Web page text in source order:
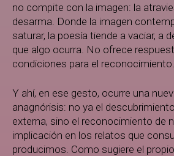
no compite con la imagen: la
desarma. Donde la imagen
saturar, la poesía tiende a vaciar, a
que algo ocurra. No ofrece
condiciones para el reconocimiento.
Y ahí, en ese gesto, ocurre una
anagnórisis: no ya el
externa, sino el reconocimiento de
implicación en los relatos que
producimos. Como sugiere el